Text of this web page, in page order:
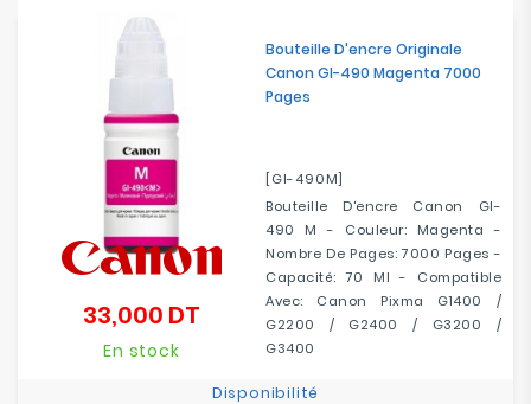
Bouteille D'encre Originale
Canon GI-490 Magenta 7000
Pages
[GI-490M]
Bouteille D'encre Canon GI-
490 M - Couleur: Magenta -
Nombre De Pages: 7000 Pages -
Capacité: 70 Ml - Compatible
Avec: Canon Pixma G1400 /
G2200 / G2400 / G3200 /
G3400
33,000 DT
En stock
Disponibilité